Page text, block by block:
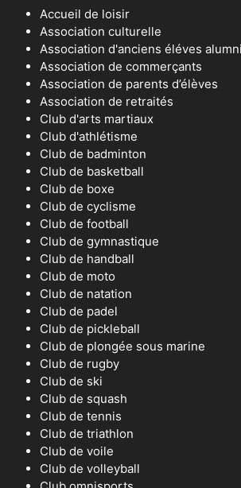
Accueil de loisir
Association culturelle
Association d'anciens éléves alumni
Association de commerçants
Association de parents d’élèves
Association de retraités
Club d'arts martiaux
Club d'athlétisme
Club de badminton
Club de basketball
Club de boxe
Club de cyclisme
Club de football
Club de gymnastique
Club de handball
Club de moto
Club de natation
Club de padel
Club de pickleball
Club de plongée sous marine
Club de rugby
Club de ski
Club de squash
Club de tennis
Club de triathlon
Club de voile
Club de volleyball